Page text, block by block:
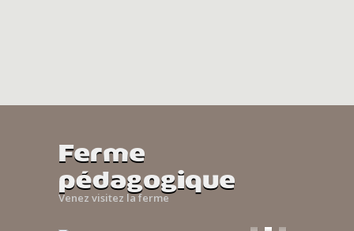
Ferme
pédagogique
Venez visitez la ferme